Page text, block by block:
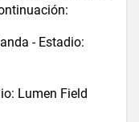
- Estadio:
Lumen Field